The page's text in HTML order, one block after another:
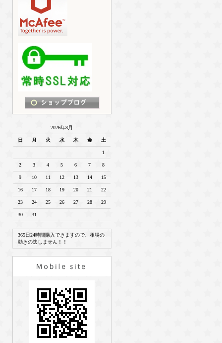
2026年8月
日 月 火 水 木 金 土
1
2 3 4 5 6 7 8
9 10 11 12 13 14 15
16 17 18 19 20 21 22
23 24 25 26 27 28 29
30 31
365日24時間購入できますので、相場の
動きの逃しません！！